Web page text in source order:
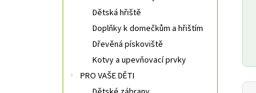
Dětská hřiště
Doplňky k domečkům a hřištím
Dřevěná pískoviště
Kotvy a upevňovací prvky
PRO VAŠE DĚTI